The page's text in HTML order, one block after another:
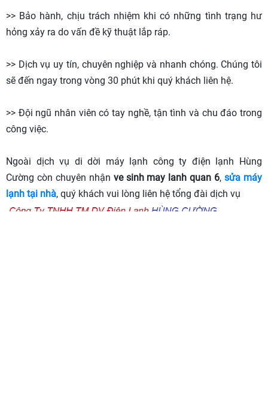
>> Bảo hành, chịu trách nhiệm khi có những tình trạng hư
hỏng xảy ra do vấn đề kỹ thuật lắp ráp.
>> Dịch vụ uy tín, chuyên nghiệp và nhanh chóng. Chúng tôi
sẽ đến ngay trong vòng 30 phút khi quý khách liên hệ.
>> Đội ngũ nhân viên có tay nghề, tận tình và chu đáo trong
công việc.
Ngoài dịch vụ di dời máy lạnh công ty điện lạnh Hùng
Cường còn chuyên nhận ve sinh may lanh quan 6,sửa máy
lạnh tại nhà, quý khách vui lòng liên hệ tổng đài dịch vụ